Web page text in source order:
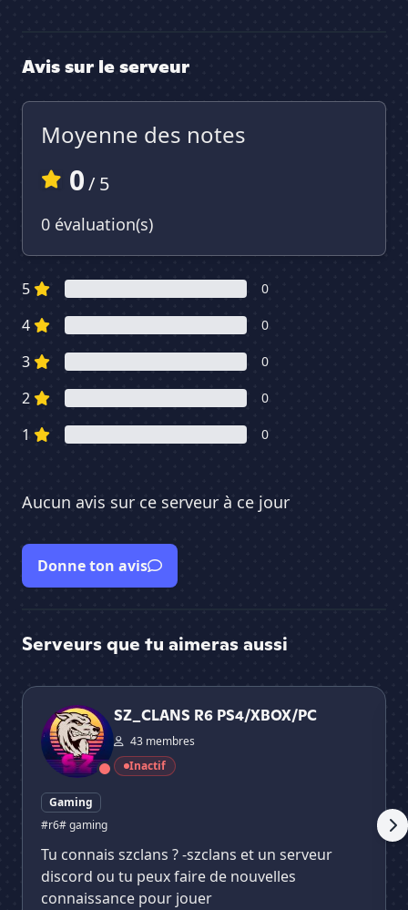
Avis sur le serveur
Moyenne des notes
0/ 5
0 évaluation(s)
5 0
4 0
3 0
2 0
1 0
Aucun avis sur ce serveur à ce jour
Donne ton avis
Serveurs que tu aimeras aussi
SZ_CLANS R6 PS4/XBOX/PC
SZ_CLANS R6 PS4/XBOX/PC
43 membres
Inactif
Gaming
#r6# gaming
Tu connais szclans ? -szclans et un serveur
discord ou tu peux faire de nouvelles
connaissance pour jouer